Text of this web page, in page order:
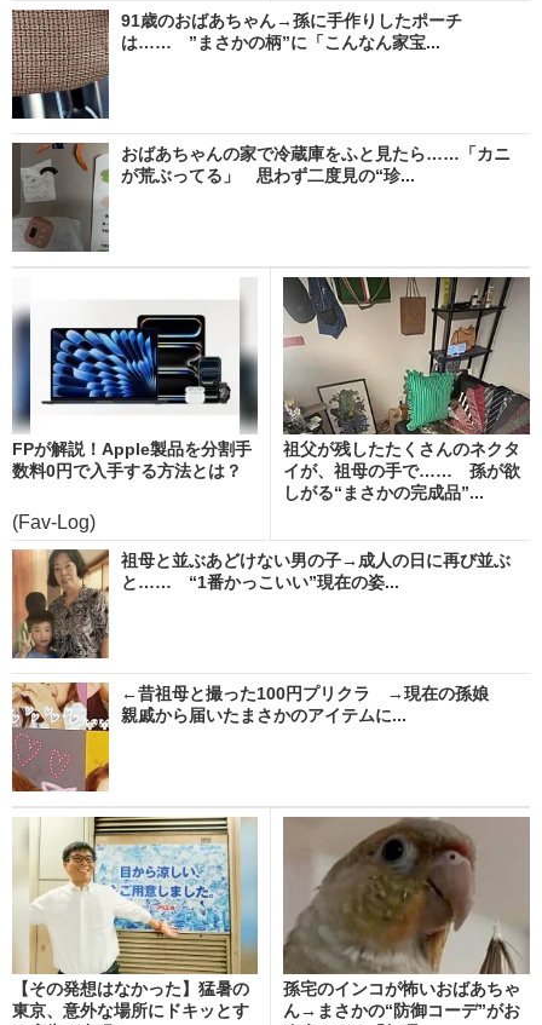
91歳のおばあちゃん→孫に手作りしたポーチ
は…… ”まさかの柄”に「こんなん家宝...
おばあちゃんの家で冷蔵庫をふと見たら……「カニ
が荒ぶってる」 思わず二度見の“珍...
FPが解説！Apple製品を分割手
数料0円で入手する方法とは？
(Fav-Log)
祖父が残したたくさんのネクタ
イが、祖母の手で…… 孫が欲
しがる“まさかの完成品”...
祖母と並ぶあどけない男の子→成人の日に再び並ぶ
と…… “1番かっこいい”現在の姿...
←昔祖母と撮った100円プリクラ →現在の孫娘
親戚から届いたまさかのアイテムに...
【その発想はなかった】猛暑の
東京、意外な場所にドキッとす
孫宅のインコが怖いおばあちゃ
ん→まさかの“防御コーデ”がお